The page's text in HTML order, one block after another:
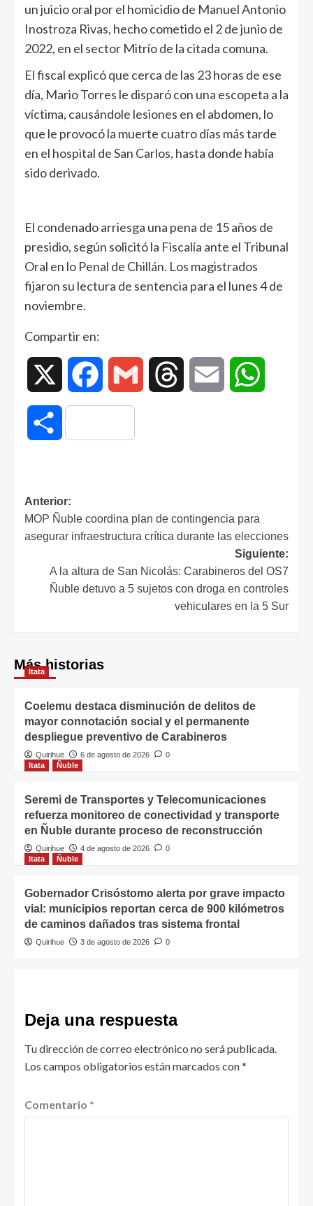
un juicio oral por el homicidio de Manuel Antonio
Inostroza Rivas, hecho cometido el 2 de junio de
2022, en el sector Mitrío de la citada comuna.
El fiscal explicó que cerca de las 23 horas de ese
día, Mario Torres le disparó con una escopeta a la
víctima, causándole lesiones en el abdomen, lo
que le provocó la muerte cuatro días más tarde
en el hospital de San Carlos, hasta donde había
sido derivado.
El condenado arriesga una pena de 15 años de
presidio, según solicitó la Fiscalía ante el Tribunal
Oral en lo Penal de Chillán. Los magistrados
fijaron su lectura de sentencia para el lunes 4 de
noviembre.
Compartir en:
Facebook Gmail Threads Email
Compartir
Anterior:
MOP Ñuble coordina plan de contingencia para
asegurar infraestructura crítica durante las elecciones
Siguiente:
A la altura de San Nicolás: Carabineros del OS7
Ñuble detuvo a 5 sujetos con droga en controles
vehiculares en la 5 Sur
Más historias
Itata
Coelemu destaca disminución de delitos de
mayor connotación social y el permanente
despliegue preventivo de Carabineros
Quirihue 6 de agosto de 2026
0
Itata
Ñuble
Seremi de Transportes y Telecomunicaciones
refuerza monitoreo de conectividad y transporte
en Ñuble durante proceso de reconstrucción
Quirihue 4 de agosto de 2026
0
Itata
Ñuble
Gobernador Crisóstomo alerta por grave impacto
vial: municipios reportan cerca de 900 kilómetros
de caminos dañados tras sistema frontal
Quirihue 3 de agosto de 2026 0
Deja una respuesta
Tu dirección de correo electrónico no será publicada.
Los campos obligatorios están marcados con*
Comentario *